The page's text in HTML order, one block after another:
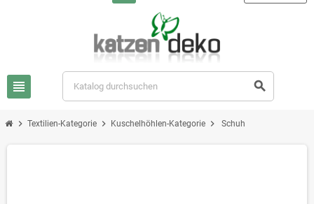
view_headline search
chevron_right Textilien-Kategorie chevron_right Kuschelhöhlen-Kategorie chevron_right Schuh